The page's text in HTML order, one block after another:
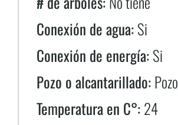
Conexión de agua:Si
Conexión de energía:Si
Pozo o alcantarillado:Pozo
Temperatura en C°:24